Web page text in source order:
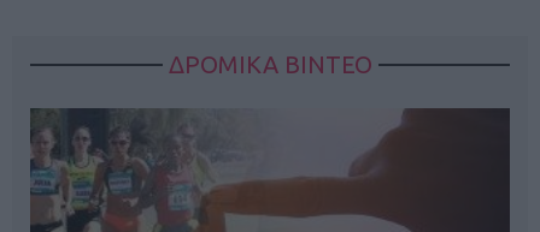
ΔΡΟΜΙΚΑ ΒΙΝΤΕΟ